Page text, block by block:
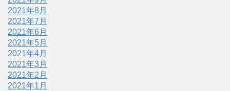
2021年8月
2021年7月
2021年6月
2021年5月
2021年4月
2021年3月
2021年2月
2021年1月